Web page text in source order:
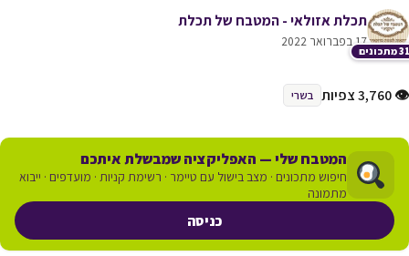
תכלת אזולאי - המטבח של תכלת
17 בפברואר 2022
👁 3,760 צפיות בשרי
המטבח שלי — האפליקציה שמבשלת איתכם
חיפוש מתכונים · מצב בישול עם טיימר · רשימת קניות · מועדפים · ייבוא
מתמונה
כניסה